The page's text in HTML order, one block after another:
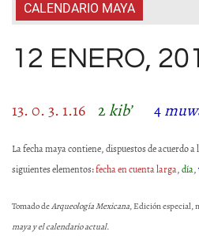
CALENDARIO MAYA
12 ENERO,
13. 0. 3. 1.16 2kib’ 4
La fecha maya contiene, dispuestos de acuerdo
siguientes elementos:fecha en cuenta larga,día,
Tomado deArqueología Mexicana, Edición especial,
maya y el calendario actual.